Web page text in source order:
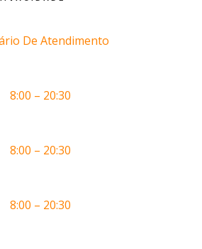
De Atendimento
8:00 – 20:30
8:00 – 20:30
8:00 – 20:30